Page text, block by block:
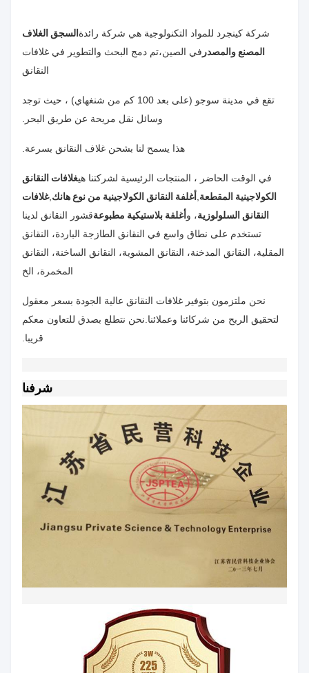
شركة كينجرد للمواد التكنولوجية هي شركة رائدةالسجق الغلاف
المصنع والمصدر في الصين،تم دمج البحث والتطوير في غلافات
النقانق
تقع في مدينة سوجو (على بعد 100 كم من شنغهاي) ، حيث توجد
وسائل نقل مريحة عن طريق البحر.
هذا يسمح لنا بشحن غلاف النقانق بسرعة.
في الوقت الحاضر ، المنتجات الرئيسية لشركتنا هيغلافات النقانق
الكولاجينية المقطعة أغلفة النقانق الكولاجينية من نوع هانك ,غلافات
النقانق السلولوزية، وأغلفة بلاستيكية مطبوعةقشور النقانق لدينا
تستخدم على نطاق واسع في النقانق الطازجة الباردة، النقانق
المقلية، النقانق المدخنة، النقانق المشوية، النقانق الساخنة، النقانق
المخمرة، الخ
نحن ملتزمون بتوفير غلافات النقانق عالية الجودة بسعر معقول
لتحقيق الربح من شركائنا وعملائنا.نحن نتطلع بصدق للتعاون معكم
قريبا.
شرفنا